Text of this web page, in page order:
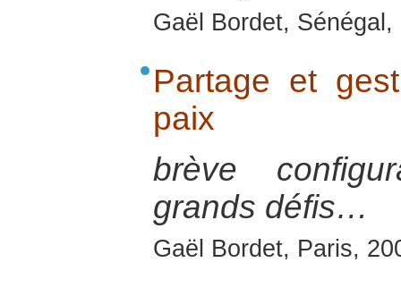
Gaël Bordet,
Partage et
paix
brève
grands défis…
Gaël Bordet, Paris,